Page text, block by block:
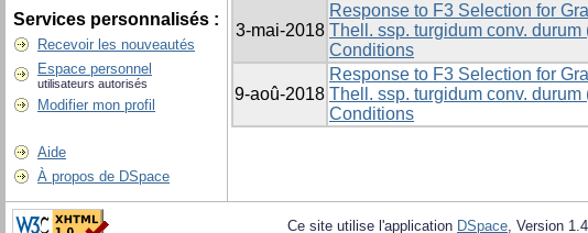
Services personnalisés :
Recevoir les nouveautés
Espace personnel
utilisateurs autorisés
Modifier mon profil
Aide
À propos de DSpace
3-mai-2018
Response to F3 Selection for
Thell. ssp. turgidum conv.
Conditions
9-aoû-2018
Response to F3 Selection for
Thell. ssp. turgidum conv.
Conditions
Ce site utilise l'application DSpace, Version